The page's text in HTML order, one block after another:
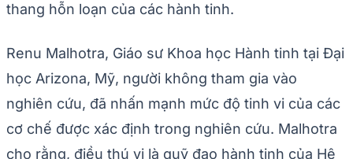
thang hỗn loạn của các hành tinh.
Renu Malhotra, Giáo sư Khoa học Hành tinh tại Đại
học Arizona, Mỹ, người không tham gia vào
nghiên cứu, đã nhấn mạnh mức độ tinh vi của các
cơ chế được xác định trong nghiên cứu. Malhotra
cho rằng, điều thú vị là quỹ đạo hành tinh của Hệ